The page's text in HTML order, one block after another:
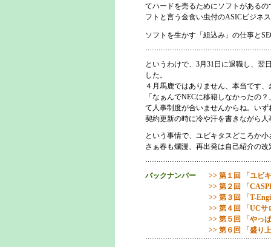
てハードを売るためにソフトがある
フトと言う金食い虫付のASICビジネ
ソフトを生かす「組込み」の仕事と
というわけで、3月31日に退職し、翌
した。
４月馬鹿ではありません、本当です
「なぁんでNECに移籍しなかったの
て人事制度が合いませんからね。い
契約更新の時に冷や汗を書きながら
という事情で、ユビキタスどころか
さぁ春も爛漫、再出発は自己紹介の改
バックナンバー >> 第１回 「ユビ
>> 第２回 「
>> 第３回 「T-
>> 第４回 「UCサ
>> 第５回 「やっ
>> 第６回 「盛り